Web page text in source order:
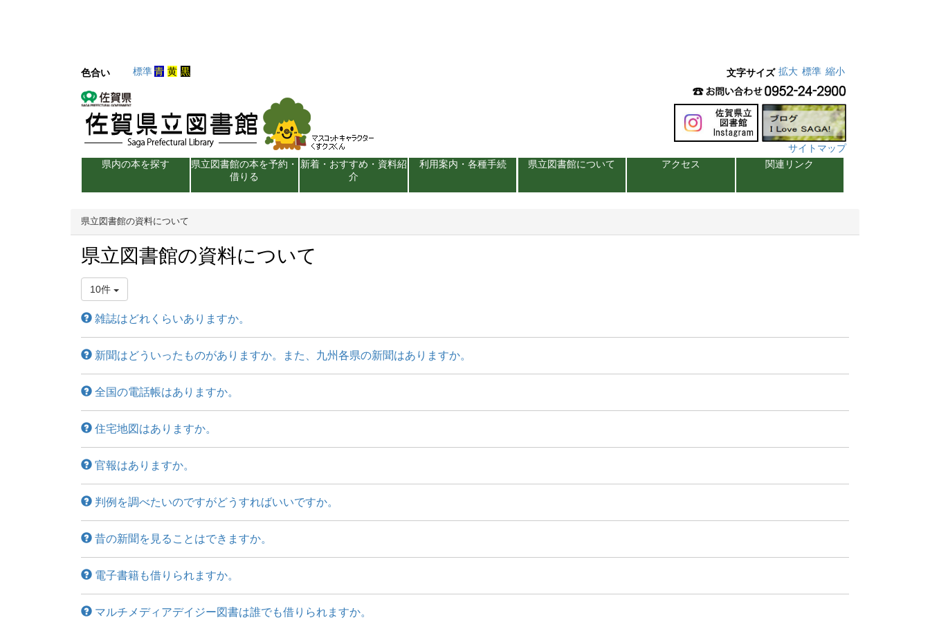
色合い 標準青 黄 黒 文字サイズ 拡大 標準 縮小
サイトマップ
県内の本を探す
県立図書館の本を予約・
借りる
新着・おすすめ・資料紹
介
利用案内・各種手続 県立図書館について アクセス 関連リンク
県立図書館の資料について
県立図書館の資料について
10件
雑誌はどれくらいありますか。
新聞はどういったものがありますか。また、九州各県の新聞はありますか。
全国の電話帳はありますか。
住宅地図はありますか。
官報はありますか。
判例を調べたいのですがどうすればいいですか。
昔の新聞を見ることはできますか。
電子書籍も借りられますか。
マルチメディアデイジー図書は誰でも借りられますか。